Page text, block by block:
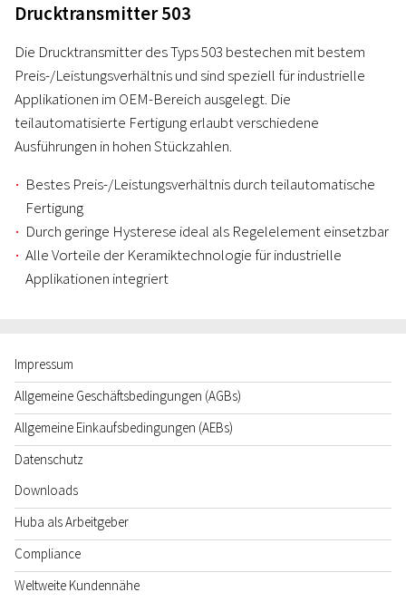
Drucktransmitter 503
Die Drucktransmitter des Typs 503 bestechen mit bestem
Preis-/Leistungsverhältnis und sind speziell für industrielle
Applikationen im OEM-Bereich ausgelegt. Die
teilautomatisierte Fertigung erlaubt verschiedene
Ausführungen in hohen Stückzahlen.
Bestes Preis-/Leistungsverhältnis durch teilautomatische
Fertigung
Durch geringe Hysterese ideal als Regelelement einsetzbar
Alle Vorteile der Keramiktechnologie für industrielle
Applikationen integriert
Impressum
Allgemeine Geschäftsbedingungen (AGBs)
Allgemeine Einkaufsbedingungen (AEBs)
Datenschutz
Downloads
Huba als Arbeitgeber
Compliance
Weltweite Kundennähe